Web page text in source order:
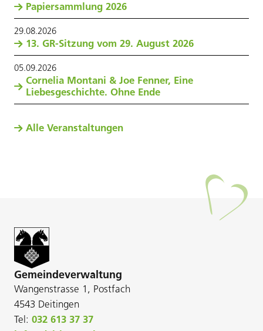
Papiersammlung 2026
29.08.2026
13. GR-Sitzung vom 29. August 2026
05.09.2026
Cornelia Montani & Joe Fenner, Eine
Liebesgeschichte. Ohne Ende
Alle Veranstaltungen
Gemeindeverwaltung
Wangenstrasse 1, Postfach
4543 Deitingen
Tel: 032 613 37 37